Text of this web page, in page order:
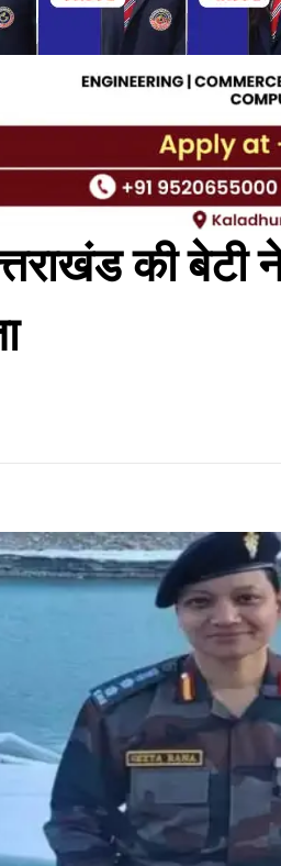
की बेटी ने